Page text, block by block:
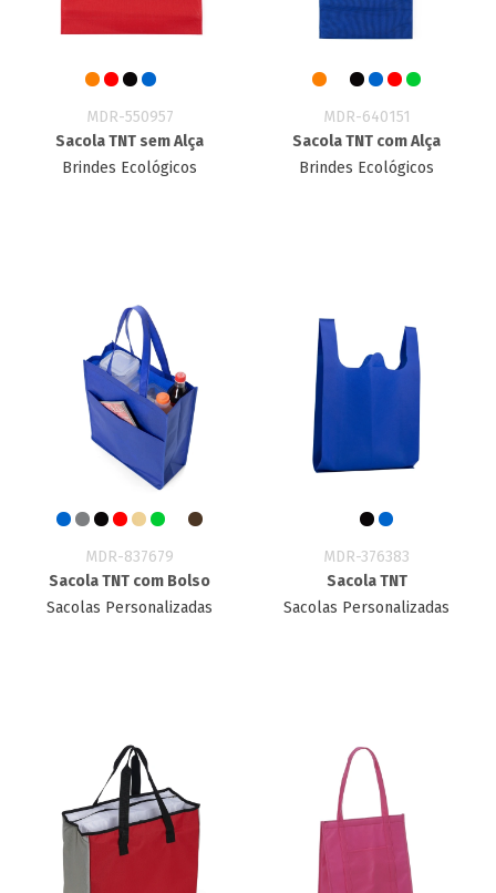
MDR-550957
Sacola TNT sem Alça
Brindes Ecológicos
MDR-640151
Sacola TNT com Alça
Brindes Ecológicos
MDR-837679
Sacola TNT com Bolso
Sacolas Personalizadas
MDR-376383
Sacola TNT
Sacolas Personalizadas